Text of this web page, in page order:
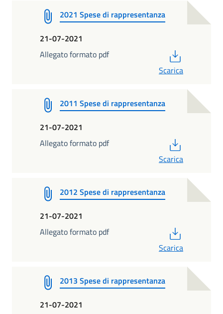
2021 Spese di rappresentanza
21-07-2021
Allegato formato pdf
Scarica
2011 Spese di rappresentanza
21-07-2021
Allegato formato pdf
Scarica
2012 Spese di rappresentanza
21-07-2021
Allegato formato pdf
Scarica
2013 Spese di rappresentanza
21-07-2021